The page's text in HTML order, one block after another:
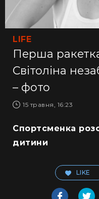
LIFE
Перша
Світоліна
– фото
15 травня, 16:23
Спортсменка
дитини
LIKE